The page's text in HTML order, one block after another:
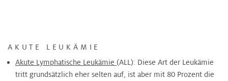
AKUTE LEUKÄMIE
Akute Lymphatische Leukämie (ALL): Diese Art der Leukämie
tritt grundsätzlich eher selten auf, ist aber mit 80 Prozent die